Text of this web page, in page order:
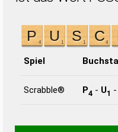
Spiel
Scrabble® P4 - U1 -